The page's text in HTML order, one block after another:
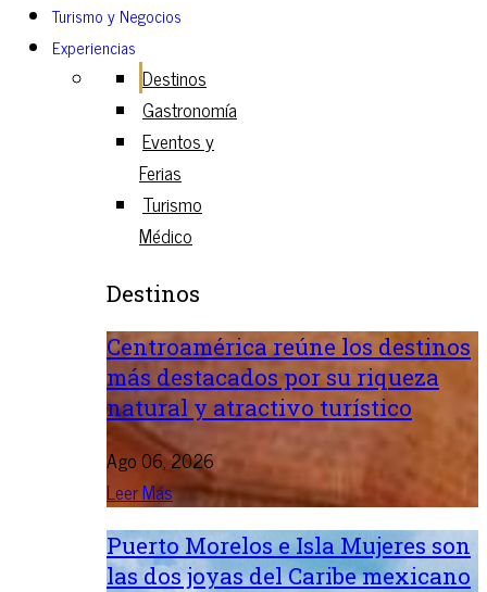
Turismo y Negocios
Experiencias
Destinos
Gastronomía
Eventos y
Ferias
Turismo
Médico
Destinos
Centroamérica reúne los destinos
más destacados por su riqueza
natural y atractivo turístico
Ago 06, 2026
Leer Más
Puerto Morelos e Isla Mujeres son
las dos joyas del Caribe mexicano